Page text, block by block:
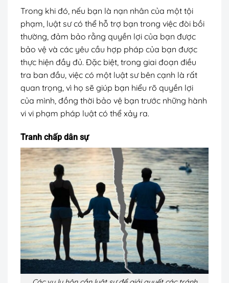
Trong khi đó, nếu bạn là nạn nhân của một tội
phạm, luật sư có thể hỗ trợ bạn trong việc đòi bồi
thường, đảm bảo rằng quyền lợi của bạn được
bảo vệ và các yêu cầu hợp pháp của bạn được
thực hiện đầy đủ. Đặc biệt, trong giai đoạn điều
tra ban đầu, việc có một luật sư bên cạnh là rất
quan trọng, vì họ sẽ giúp bạn hiểu rõ quyền lợi
của mình, đồng thời bảo vệ bạn trước những hành
vi vi phạm pháp luật có thể xảy ra.
Tranh chấp dân sự